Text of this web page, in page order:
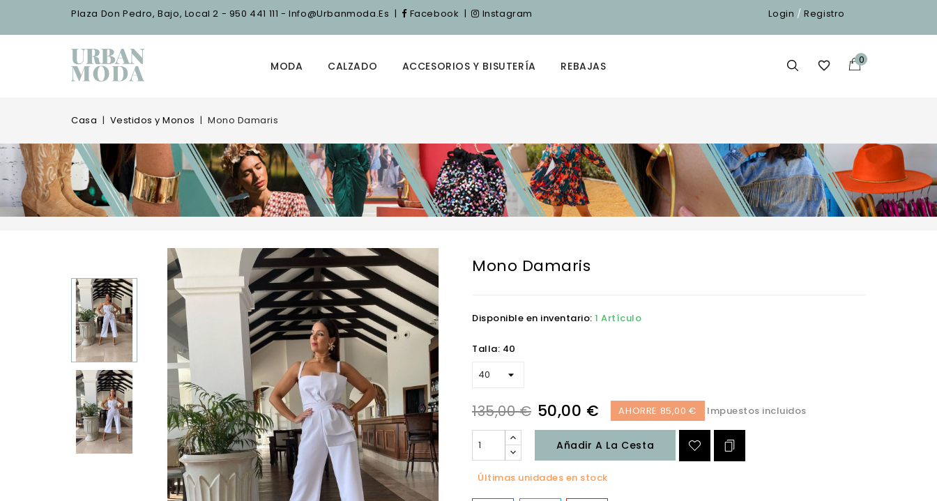
Plaza Don Pedro, Bajo, Local 2 - 950 441 111 - Info@urbanmoda.es | Facebook | Instagram Login /Registro
0

MODA CALZADO ACCESORIOS Y BISUTERÍA REBAJAS
Casa Vestidos y Monos Mono Damaris
Mono Damaris
Disponible en inventario: 1 Artículo
Talla: 40
135,00 € 50,00 € AHORRE 85,00 € Impuestos incluidos
Añadir A La Cesta
Últimas unidades en stock